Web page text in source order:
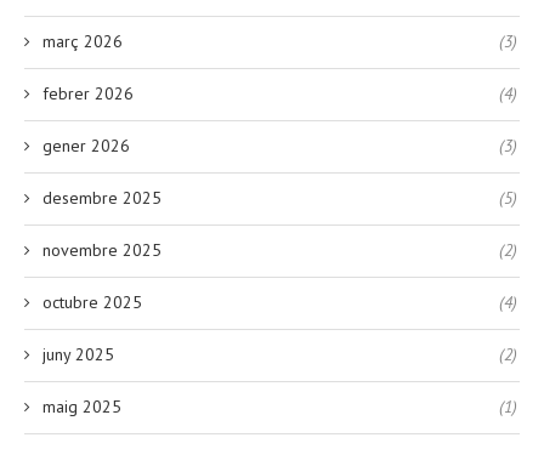
març 2026 (3)
febrer 2026 (4)
gener 2026 (3)
desembre 2025 (5)
novembre 2025 (2)
octubre 2025 (4)
juny 2025 (2)
maig 2025 (1)